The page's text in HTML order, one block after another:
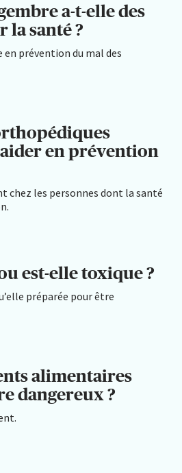
a-t-elle des
la santé ?
prévention du mal des
en prévention
chez les personnes dont la santé
est-elle toxique ?
préparée pour être
alimentaires
dangereux ?